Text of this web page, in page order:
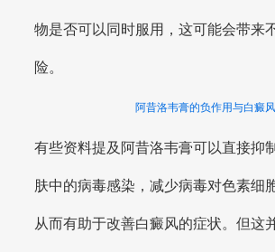
物是否可以同时服用，这可能会带来
险。
阿昔洛韦膏的负作用与白癜风
有些资料提及阿昔洛韦膏可以直接抑
肤中的病毒感染，减少病毒对色素细
从而有助于改善白癜风的症状。但这